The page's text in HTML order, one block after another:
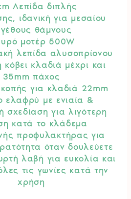
Λεπίδα διπλής
ιδανική για μεσαίου
θάμνους
μοτέρ 500W
λεπίδα αλυσοπρίονου
κλαδιά μέχρι και
35mm πάχος
κοπής για κλαδιά 22mm
ελαφρύ με ενιαία &
σχεδίαση για λιγότερη
κατά το κλάδεμα
προφυλακτήρας για
όταν δουλεύετε
λαβή για ευκολία και
τις γωνίες κατά την
χρήση